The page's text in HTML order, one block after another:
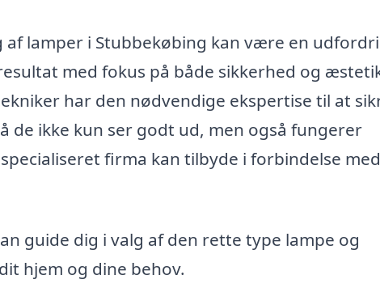
lamper i Stubbekøbing kan være en
med fokus på både sikkerhed og
har den nødvendige ekspertise til at
ikke kun ser godt ud, men også fungerer
firma kan tilbyde i forbindelse med
guide dig i valg af den rette type lampe og
hjem og dine behov.